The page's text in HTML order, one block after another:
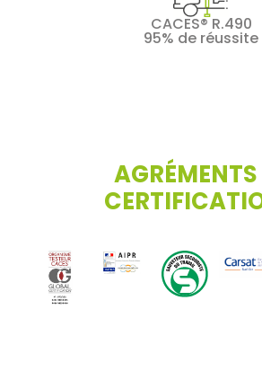
CACES® R.490
95% de réussite
AGRÉMENTS